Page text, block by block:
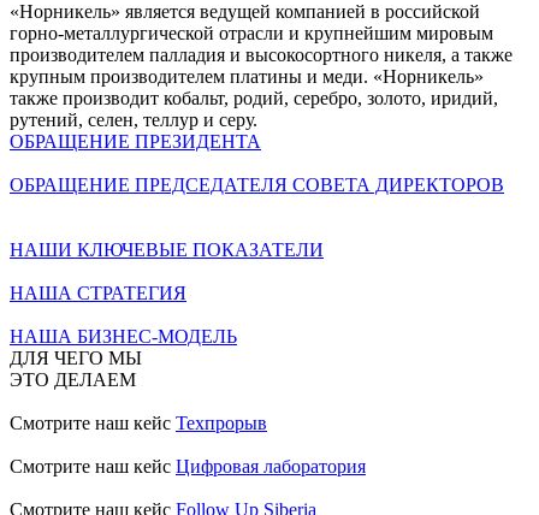
«Норникель» является ведущей компанией в российской
горно-металлургической отрасли и крупнейшим мировым
производителем палладия и высокосортного никеля, а также
крупным производителем платины и меди. «Норникель»
также производит кобальт, родий, серебро, золото, иридий,
рутений, селен, теллур и серу.
ОБРАЩЕНИЕ ПРЕЗИДЕНТА
ОБРАЩЕНИЕ ПРЕДСЕДАТЕЛЯ СОВЕТА ДИРЕКТОРОВ
НАШИ КЛЮЧЕВЫЕ ПОКАЗАТЕЛИ
НАША СТРАТЕГИЯ
НАША БИЗНЕС-МОДЕЛЬ
ДЛЯ ЧЕГО МЫ
ЭТО ДЕЛАЕМ
Смотрите наш кейс Техпрорыв
Смотрите наш кейс Цифровая лаборатория
Смотрите наш кейс Follow Up Siberia